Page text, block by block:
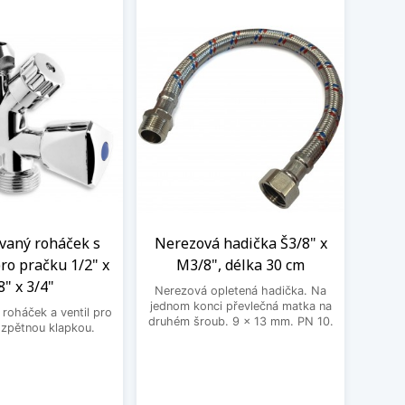
roháček s
pračku 1/2" x
x 3/4"
roháček a ventil pro
klapkou.
Nerezová hadička Š3/8" x
M3/8", délka 30 cm
Nerezová opletená hadička. Na
jednom konci převlečná matka na
druhém šroub. 9 x 13 mm. PN 10.